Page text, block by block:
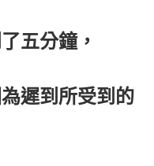
五分鐘，
遲到所受到的